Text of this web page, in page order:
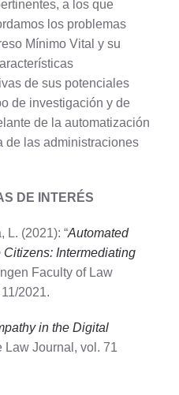
a los que
los problemas
Mínimo Vital y su
de sus potenciales
de investigación y de
de la automatización
de las administraciones
DE INTERÉS
L. (2021): “Automated
Intermediating
Faculty of Law
2021.
in the Digital
Law Journal, vol. 71